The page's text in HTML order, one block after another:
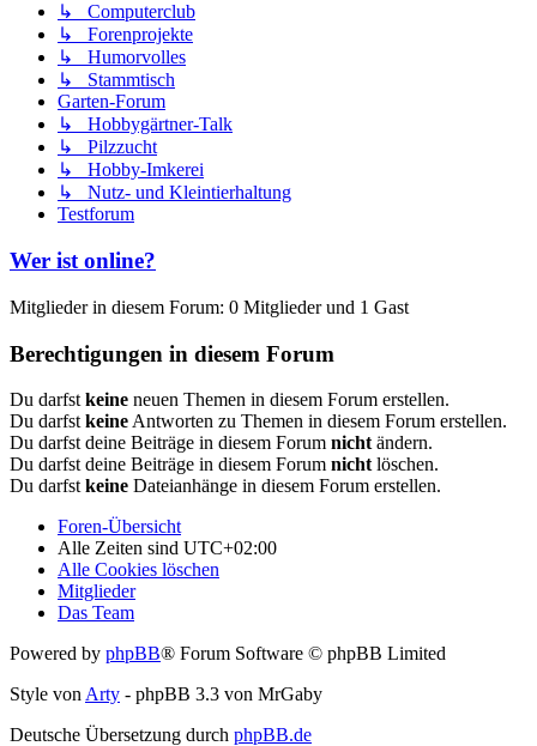
↳ Computerclub
↳ Forenprojekte
↳ Humorvolles
↳ Stammtisch
Garten-Forum
↳ Hobbygärtner-Talk
↳ Pilzzucht
↳ Hobby-Imkerei
↳ Nutz- und Kleintierhaltung
Testforum
Wer ist online?
Mitglieder in diesem Forum: 0 Mitglieder und 1 Gast
Berechtigungen in diesem Forum
Du darfst keine neuen Themen in diesem Forum erstellen.
Du darfst keine Antworten zu Themen in diesem Forum erstellen.
Du darfst deine Beiträge in diesem Forum nicht ändern.
Du darfst deine Beiträge in diesem Forum nicht löschen.
Du darfst keine Dateianhänge in diesem Forum erstellen.
Foren-Übersicht
Alle Zeiten sind UTC+02:00
Alle Cookies löschen
Mitglieder
Das Team
Powered by phpBB® Forum Software © phpBB Limited
Style von Arty - phpBB 3.3 von MrGaby
Deutsche Übersetzung durch phpBB.de